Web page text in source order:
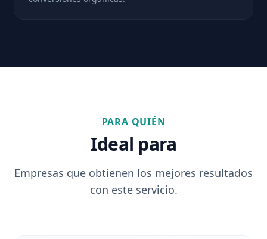
PARA QUIÉN
Ideal para
Empresas que obtienen los mejores resultados
con este servicio.